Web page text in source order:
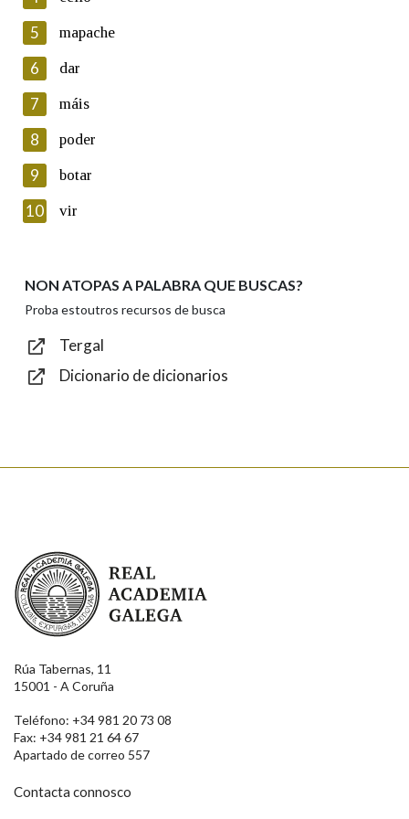
Lin e acepto as condicións da política de
Introduce o código que aparece na imaxe:
Texto de verificación
Enviar
5 mapache
6 dar
7 máis
8 poder
9 botar
10 vir
NON ATOPAS A PALABRA QUE BUSCAS?
Proba estoutros recursos de busca
Tergal
Dicionario de dicionarios
Real Academia Galega
Rúa Tabernas, 11
15001 - A Coruña
Teléfono: +34 981 20 73 08
Fax: +34 981 21 64 67
Apartado de correo 557
Contacta connosco